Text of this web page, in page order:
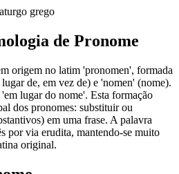
grego
de Pronome
origem no latim 'pronomen', formada
de, em vez de) e 'nomen' (nome).
lugar do nome'. Esta formação
dos pronomes: substituir ou
em uma frase. A palavra
por via erudita, mantendo-se muito
original.